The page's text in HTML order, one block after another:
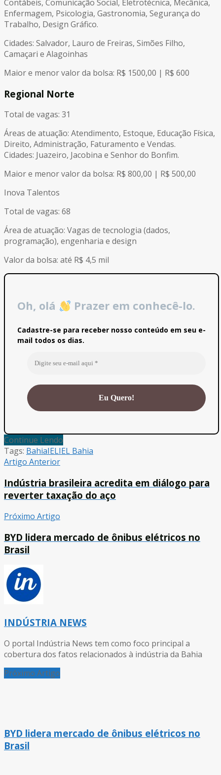
Contábeis, Comunicação Social, Eletrotécnica, Mecânica,
Enfermagem, Psicologia, Gastronomia, Segurança do
Trabalho, Design Gráfico.
Cidades: Salvador, Lauro de Freiras, Simões Filho,
Camaçari e Alagoinhas
Maior e menor valor da bolsa: R$ 1500,00 | R$ 600
Regional Norte
Total de vagas: 31
Áreas de atuação: Atendimento, Estoque, Educação Física,
Direito, Administração, Faturamento e Vendas.
Cidades: Juazeiro, Jacobina e Senhor do Bonfim.
Maior e menor valor da bolsa: R$ 800,00 | R$ 500,00
Inova Talentos
Total de vagas: 68
Área de atuação: Vagas de tecnologia (dados,
programação), engenharia e design
Valor da bolsa: até R$ 4,5 mil
Oh, olá Prazer em conhecê-lo.
Cadastre-se para receber nosso conteúdo em seu e-
mail todos os dias.
Continue Lendo
Tags: BahiaIELIEL Bahia
Artigo Anterior
Indústria brasileira acredita em diálogo para
reverter taxação do aço
Próximo Artigo
BYD lidera mercado de ônibus elétricos no
Brasil
INDÚSTRIA NEWS
O portal Indústria News tem como foco principal a
cobertura dos fatos relacionados à indústria da Bahia
Próximo Artigo
BYD lidera mercado de ônibus elétricos no
Brasil